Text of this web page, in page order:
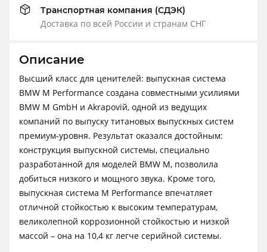
Транспортная компания (СДЭК)
Доставка по всей России и странам СНГ
Описание
Высший класс для ценителей: выпускная система
BMW M Performance создана совместными усилиями
BMW M GmbH и Akrapoviй, одной из ведущих
компаний по выпуску титановых выпускных систем
премиум-уровня. Результат оказался достойным:
конструкция выпускной системы, специально
разработанной для моделей BMW М, позволила
добиться низкого и мощного звука. Кроме того,
выпускная система M Performance впечатляет
отличной стойкостью к высоким температурам,
великолепной коррозионной стойкостью и низкой
массой – она на 10,4 кг легче серийной системы.